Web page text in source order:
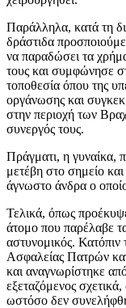
Παράλληλα, κατά τη
δράστιδα
να παραδώσει τα
τους και συμφώνησε
τοποθεσία όπου της
οργάνωσης και
στην περιοχή των
συνεργός τους.
Πράγματι, η γυναίκα,
μετέβη στο σημείο
άγνωστο άνδρα ο
Τελικά, όπως
άτομο που παρέλαβε
αστυνομικός. Κατόπιν
Ασφαλείας Πατρών
και αναγνωρίστηκε
εξεταζόμενος
ωστόσο δεν